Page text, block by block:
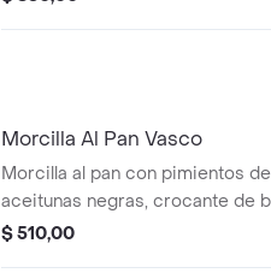
Morcilla Al Pan Vasco
Morcilla al pan con pimientos
aceitunas negras, crocante de
tomates secos con papas fritas.
$ 510,00